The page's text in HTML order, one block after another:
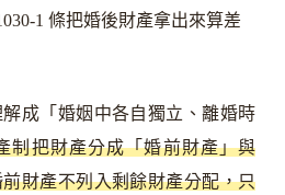
1 條把婚後財產拿出來算差
成「婚姻中各自獨立、離婚時
制把財產分成「婚前財產」與
財產不列入剩餘財產分配，只